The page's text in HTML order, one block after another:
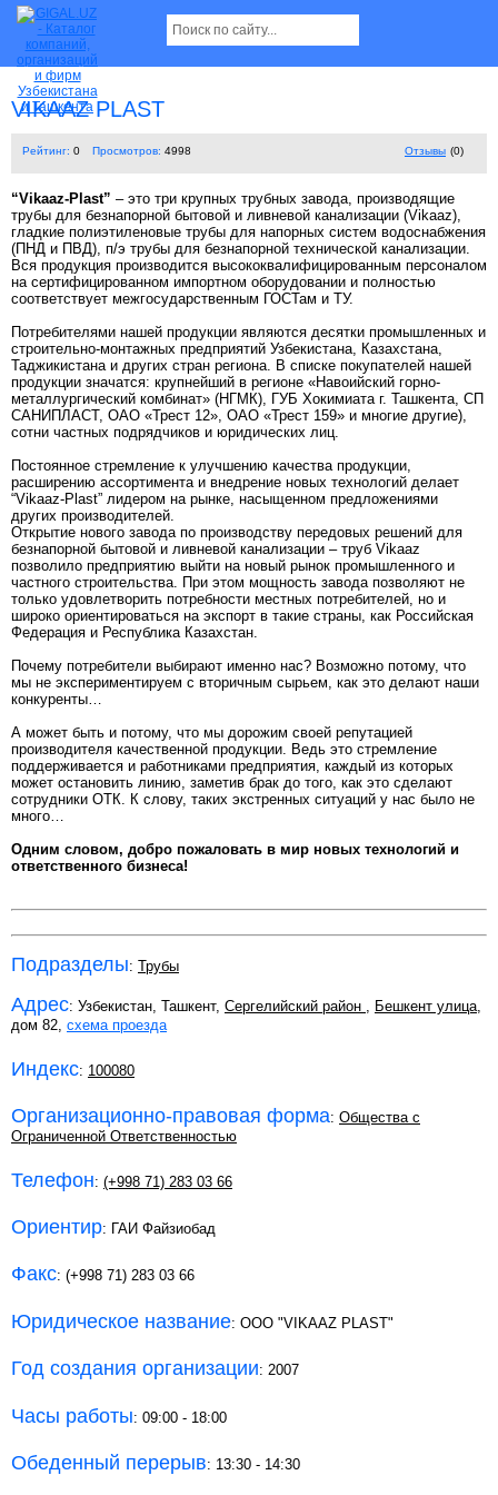
VIKAAZ PLAST
Рейтинг: 0 Просмотров: 4998 Отзывы (0)
“Vikaaz-Plast” – это три крупных трубных завода, производящие
трубы для безнапорной бытовой и ливневой канализации (Vikaaz),
гладкие полиэтиленовые трубы для напорных систем водоснабжения
(ПНД и ПВД), п/э трубы для безнапорной технической канализации.
Вся продукция производится высококвалифицированным персоналом
на сертифицированном импортном оборудовании и полностью
соответствует межгосударственным ГОСТам и ТУ.
Потребителями нашей продукции являются десятки промышленных и
строительно-монтажных предприятий Узбекистана, Казахстана,
Таджикистана и других стран региона. В списке покупателей нашей
продукции значатся: крупнейший в регионе «Навоийский горно-
металлургический комбинат» (НГМК), ГУБ Хокимиата г. Ташкента, СП
САНИПЛАСТ, ОАО «Трест 12», ОАО «Трест 159» и многие другие),
сотни частных подрядчиков и юридических лиц.
Постоянное стремление к улучшению качества продукции,
расширению ассортимента и внедрение новых технологий делает
“Vikaaz-Plast” лидером на рынке, насыщенном предложениями
других производителей.
Открытие нового завода по производству передовых решений для
безнапорной бытовой и ливневой канализации – труб Vikaaz
позволило предприятию выйти на новый рынок промышленного и
частного строительства. При этом мощность завода позволяют не
только удовлетворить потребности местных потребителей, но и
широко ориентироваться на экспорт в такие страны, как Российская
Федерация и Республика Казахстан.
Почему потребители выбирают именно нас? Возможно потому, что
мы не экспериментируем с вторичным сырьем, как это делают наши
конкуренты…
А может быть и потому, что мы дорожим своей репутацией
производителя качественной продукции. Ведь это стремление
поддерживается и работниками предприятия, каждый из которых
может остановить линию, заметив брак до того, как это сделают
сотрудники ОТК. К слову, таких экстренных ситуаций у нас было не
много…
Одним словом, добро пожаловать в мир новых технологий и
ответственного бизнеса!
Подразделы: Трубы
Адрес: Узбекистан, Ташкент, Сергелийский район , Бешкент улица,
дом 82, схема проезда
Индекс: 100080
Организационно-правовая форма: Общества с
Ограниченной Ответственностью
Телефон: (+998 71) 283 03 66
Ориентир: ГАИ Файзиобад
Факс: (+998 71) 283 03 66
Юридическое название: ООО "VIKAAZ PLAST"
Год создания организации: 2007
Часы работы: 09:00 - 18:00
Обеденный перерыв: 13:30 - 14:30